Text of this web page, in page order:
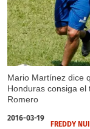
Mario Martínez dice
Honduras consiga
Romero
2016-03-19
FREDDY